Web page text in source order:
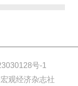
号-1
观经济杂志社